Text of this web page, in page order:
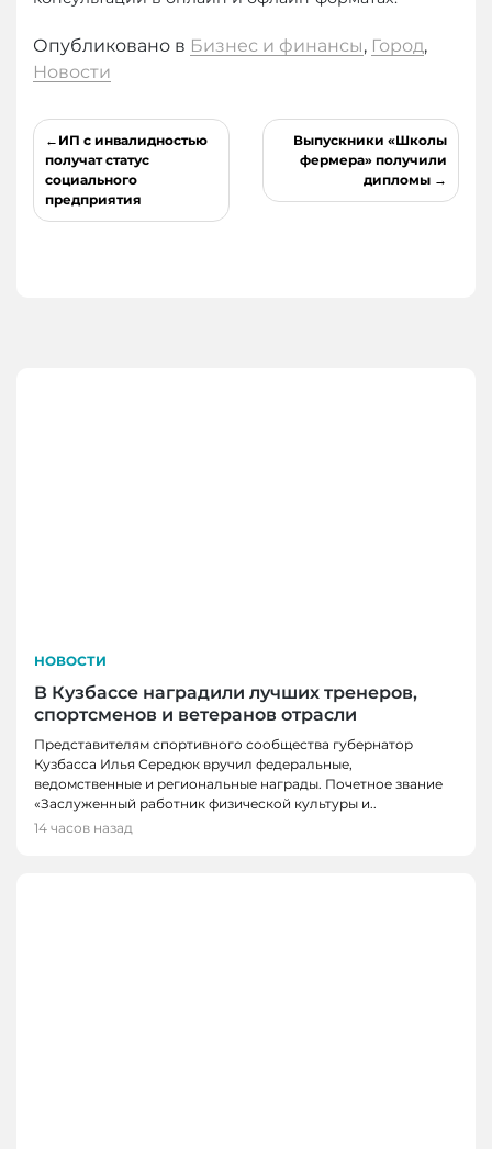
Опубликовано в Бизнес и финансы, Город,
Новости
Навигация
по
записям
ИП с инвалидностью
получат статус
социального
предприятия
Выпускники «Школы
фермера» получили
дипломы
НОВОСТИ
В Кузбассе наградили лучших тренеров,
спортсменов и ветеранов отрасли
Представителям спортивного сообщества губернатор
Кузбасса Илья Середюк вручил федеральные,
ведомственные и региональные награды. Почетное звание
«Заслуженный работник физической культуры и..
14 часов назад